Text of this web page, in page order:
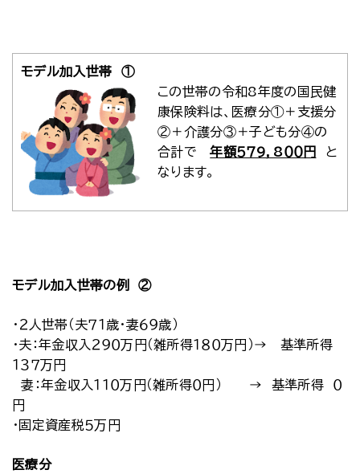
モデル加入世帯 ①
この世帯の令和8年度の国民健
康保険料は、医療分①＋支援分
②＋介護分③＋子ども分④の
合計で年額５７9，8００円
と
なります。
モデル加入世帯の例 ②
・２人世帯（夫７１歳・妻６９歳）
・夫：年金収入２９０万円（雑所得１８０万円）→ 基準所得
１３７万円
妻：年金収入１１０万円（雑所得０円） → 基準所得 ０
円
・固定資産税５万円
医療分